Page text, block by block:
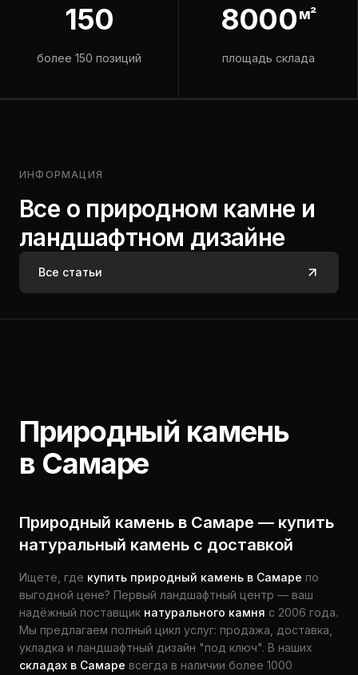
150
более 150 позиций
8000м²
площадь склада
ИНФОРМАЦИЯ
Все о природном камне и
ландшафтном дизайне
Все статьи
Природный камень
в Самаре
Природный камень в Самаре — купить
натуральный камень с доставкой
Ищете, где купить природный камень в Самаре по
выгодной цене? Первый ландшафтный центр — ваш
надёжный поставщик натурального камня с 2006 года.
Мы предлагаем полный цикл услуг: продажа, доставка,
укладка и ландшафтный дизайн "под ключ". В наших
складах в Самаре всегда в наличии более 1000